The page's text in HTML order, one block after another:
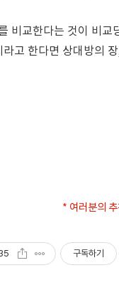
비교한다는 것이 비교
라고 한다면 상대방의
* 여러분의
구독하기